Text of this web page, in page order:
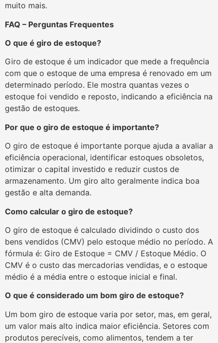
muito mais.
FAQ – Perguntas Frequentes
O que é giro de estoque?
Giro de estoque é um indicador que mede a frequência
com que o estoque de uma empresa é renovado em um
determinado período. Ele mostra quantas vezes o
estoque foi vendido e reposto, indicando a eficiência na
gestão de estoques.
Por que o giro de estoque é importante?
O giro de estoque é importante porque ajuda a avaliar a
eficiência operacional, identificar estoques obsoletos,
otimizar o capital investido e reduzir custos de
armazenamento. Um giro alto geralmente indica boa
gestão e alta demanda.
Como calcular o giro de estoque?
O giro de estoque é calculado dividindo o custo dos
bens vendidos (CMV) pelo estoque médio no período. A
fórmula é: Giro de Estoque = CMV / Estoque Médio. O
CMV é o custo das mercadorias vendidas, e o estoque
médio é a média entre o estoque inicial e final.
O que é considerado um bom giro de estoque?
Um bom giro de estoque varia por setor, mas, em geral,
um valor mais alto indica maior eficiência. Setores com
produtos perecíveis, como alimentos, tendem a ter